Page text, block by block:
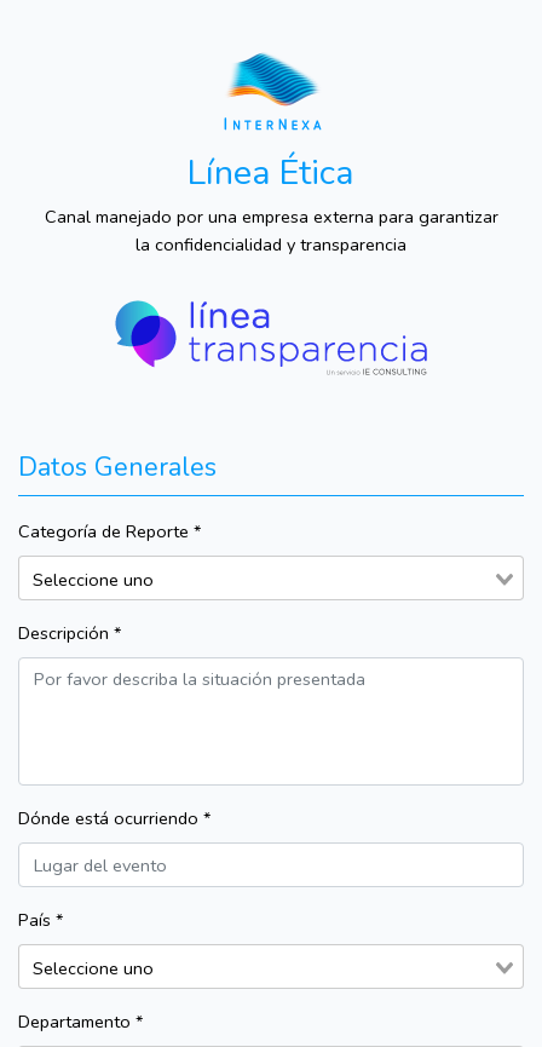
Línea Ética
Canal manejado por una empresa externa para garantizar
la confidencialidad y transparencia
Datos Generales
Categoría de Reporte *
Descripción *
Dónde está ocurriendo *
País *
Departamento *